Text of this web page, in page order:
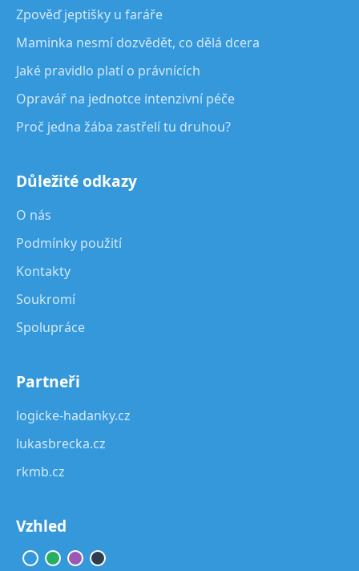
Zpověď jeptišky u faráře
Maminka nesmí dozvědět, co dělá dcera
Jaké pravidlo platí o právnících
Opravář na jednotce intenzivní péče
Proč jedna žába zastřelí tu druhou?
Důležité odkazy
O nás
Podmínky použití
Kontakty
Soukromí
Spolupráce
Partneři
logicke-hadanky.cz
lukasbrecka.cz
rkmb.cz
Vzhled